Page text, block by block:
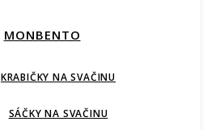
MONBENTO
KRABIČKY NA SVAČINU
SÁČKY NA SVAČINU